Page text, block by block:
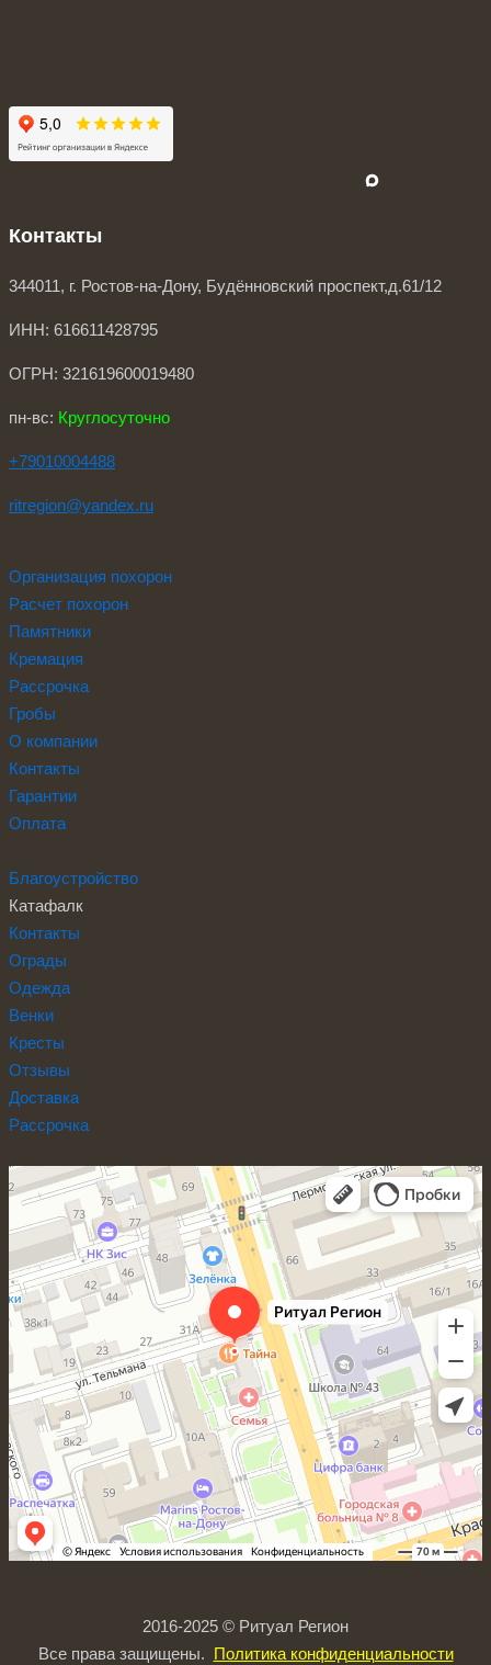
Контакты
344011, г. Ростов-на-Дону, Будённовский проспект,д.61/12
ИНН: 616611428795
ОГРН: 321619600019480
пн-вс: Круглосуточно
+79010004488
ritregion@yandex.ru
Организация похорон
Расчет похорон
Памятники
Кремация
Рассрочка
Гробы
О компании
Контакты
Гарантии
Оплата
Благоустройство
Катафалк
Контакты
Ограды
Одежда
Венки
Кресты
Отзывы
Доставка
Рассрочка
Ритуал Регион
Ритуальные услуги в Ростове‑на‑Дону
Ритуальные принадлежности в Ростове‑на‑Дону
2016-2025 © Ритуал Регион
Все права защищены. Политика конфиденциальности